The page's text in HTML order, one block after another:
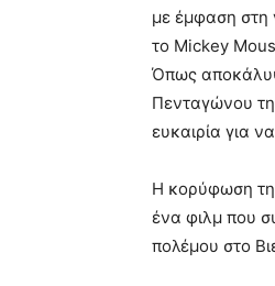
με έμφαση στη
το Mickey
Όπως
Πενταγώνου
ευκαιρία για
Η κορύφωση
ένα φιλμ που
πολέμου στο